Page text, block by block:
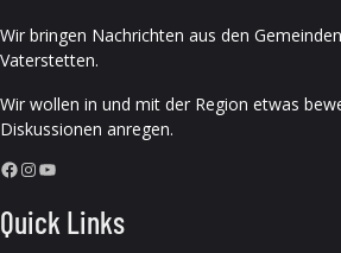
Wir bringen Nachrichten aus den
Vaterstetten.
Wir wollen in und mit der Region etwas
Diskussionen anregen.
Facebook InstagramYouTube
Quick Links